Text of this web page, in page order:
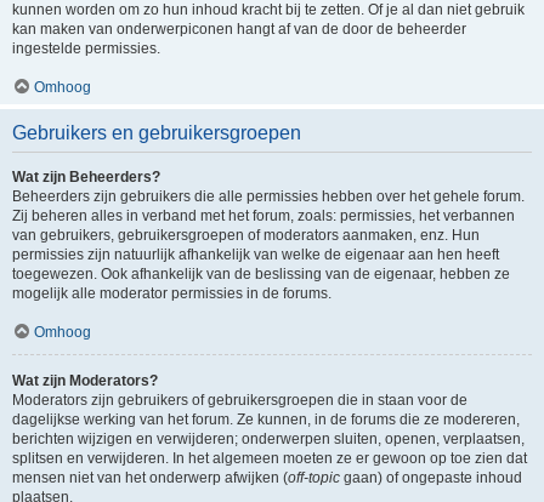
kunnen worden om zo hun inhoud kracht bij te zetten. Of je al dan niet gebruik
kan maken van onderwerpiconen hangt af van de door de beheerder
ingestelde permissies.
Omhoog
Gebruikers en gebruikersgroepen
Wat zijn Beheerders?
Beheerders zijn gebruikers die alle permissies hebben over het gehele forum.
Zij beheren alles in verband met het forum, zoals: permissies, het verbannen
van gebruikers, gebruikersgroepen of moderators aanmaken, enz. Hun
permissies zijn natuurlijk afhankelijk van welke de eigenaar aan hen heeft
toegewezen. Ook afhankelijk van de beslissing van de eigenaar, hebben ze
mogelijk alle moderator permissies in de forums.
Omhoog
Wat zijn Moderators?
Moderators zijn gebruikers of gebruikersgroepen die in staan voor de
dagelijkse werking van het forum. Ze kunnen, in de forums die ze modereren,
berichten wijzigen en verwijderen; onderwerpen sluiten, openen, verplaatsen,
splitsen en verwijderen. In het algemeen moeten ze er gewoon op toe zien dat
mensen niet van het onderwerp afwijken (off-topic gaan) of ongepaste inhoud
plaatsen.